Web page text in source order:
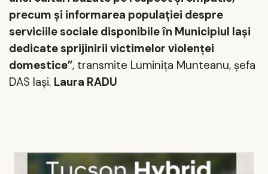
precum şi informarea populaţiei despre
serviciile sociale disponibile în Municipiul Iaşi
dedicate sprijinirii victimelor violenţei
domestice”, transmite Luminiţa Munteanu, şefa
DAS Iaşi. Laura RADU